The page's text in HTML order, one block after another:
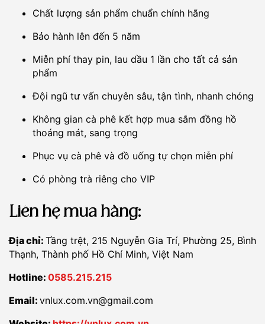
Chất lượng sản phẩm chuẩn chính hãng
Bảo hành lên đến 5 năm
Miễn phí thay pin, lau dầu 1 lần cho tất cả sản
phẩm
Đội ngũ tư vấn chuyên sâu, tận tình, nhanh chóng
Không gian cà phê kết hợp mua sắm đồng hồ
thoáng mát, sang trọng
Phục vụ cà phê và đồ uống tự chọn miễn phí
Có phòng trà riêng cho VIP
Liên hệ mua hàng:
Địa chỉ: Tầng trệt, 215 Nguyễn Gia Trí, Phường 25, Bình
Thạnh, Thành phố Hồ Chí Minh, Việt Nam
Hotline: 0585.215.215
Email: vnlux.com.vn@gmail.com